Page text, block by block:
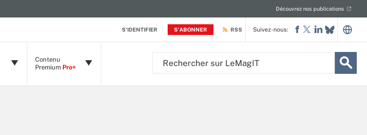
S'IDENTIFIER S'ABONNER
Découvrez nos publications
RSS
Contenu
Premium Pro+
Suivez-nous: